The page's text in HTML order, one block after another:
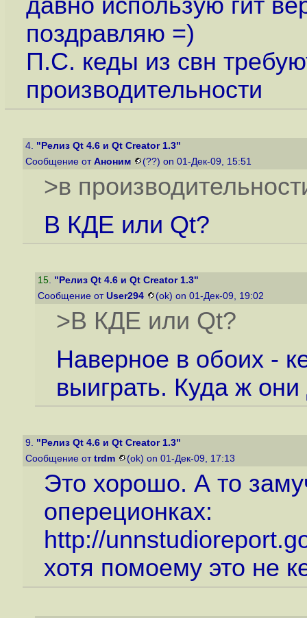
давно использую гит
поздравляю =)
П.С. кеды из свн
производительности
4. "Релиз Qt 4.6 и Qt Creator 1.3"
Сообщение от Аноним (??) on 01-Дек-09, 15:51
>в
В КДЕ или Qt?
15. "Релиз Qt 4.6 и Qt Creator 1.3"
Сообщение от User294 (ok) on 01-Дек-09, 19:02
>В КДЕ или Qt?
Наверное в обоих -
выиграть. Куда ж они
9. "Релиз Qt 4.6 и Qt Creator 1.3"
Сообщение от trdm (ok) on 01-Дек-09, 17:13
Это хорошо. А то
опереционках:
http://
хотя помоему это не